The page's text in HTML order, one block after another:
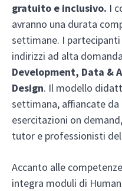
gratuito e inclusivo. I
avranno una durata
settimane. I
indirizzi ad alta
Development, Data &
Design. Il modello
settimana, affiancate
esercitazioni on
tutor e professionisti
Accanto alle
integra moduli di